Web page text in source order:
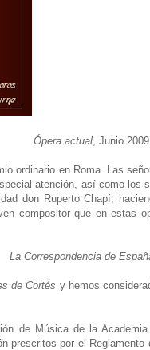
Ópera actual, Junio
ordinario en Roma. Las
atención, así como los
don Ruperto Chapí,
compositor que en estas
La Correspondencia de
de Cortés y hemos
de Música de la
prescritos por el Reglamento